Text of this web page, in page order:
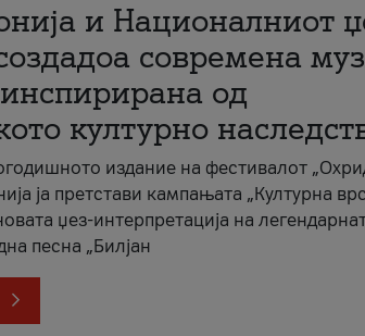
и Националниот
современа
од
културно
издание на фестивалот
ја претстави кампањата „Културна
џез-интерпретација на
песна „Билјан